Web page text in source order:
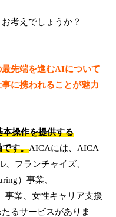
考えでしょうか？
最先端を進むAIについて
に携われることが魅力
操作を提供する
です。AICAには、AICA
フランチャイズ、
）事業、
事業、女性キャリア支援
るサービスがありま